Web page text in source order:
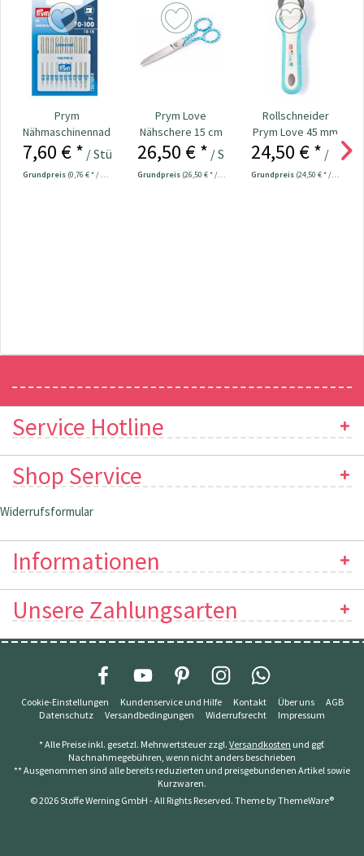
Prym
Nähmaschinennadeln
130/705
Universal...
7,60 € * / Stück
Grundpreis (0,76 € * / 1 Stück)
Prym Love
Nähschere 15 cm
Nr. 610541
26,50 € * / Stück
Grundpreis (26,50 € * / 1 Stück)
Rollschneider
Prym Love 45 mm
24,50 € * / Stück
Grundpreis (24,50 € * / 1 Stück)
Service Hotline
Shop Service
Widerrufsformular
Informationen
Unsere Zahlungsarten
Cookie-Einstellungen Kundenservice und Hilfe Kontakt Über uns
AGB
Datenschutz
Versandbedingungen Widerrufsrecht Impressum
* Alle Preise inkl. gesetzl. Mehrwertsteuer zzgl. Versandkosten und ggf.
Nachnahmegebühren, wenn nicht anders beschrieben
** Ausgenommen sind alle bereits reduzierten und preisgebundenen Artikel sowie
Kurzwaren.
© 2026 Stoffe Werning GmbH - All Rights Reserved. Theme byThemeWare®